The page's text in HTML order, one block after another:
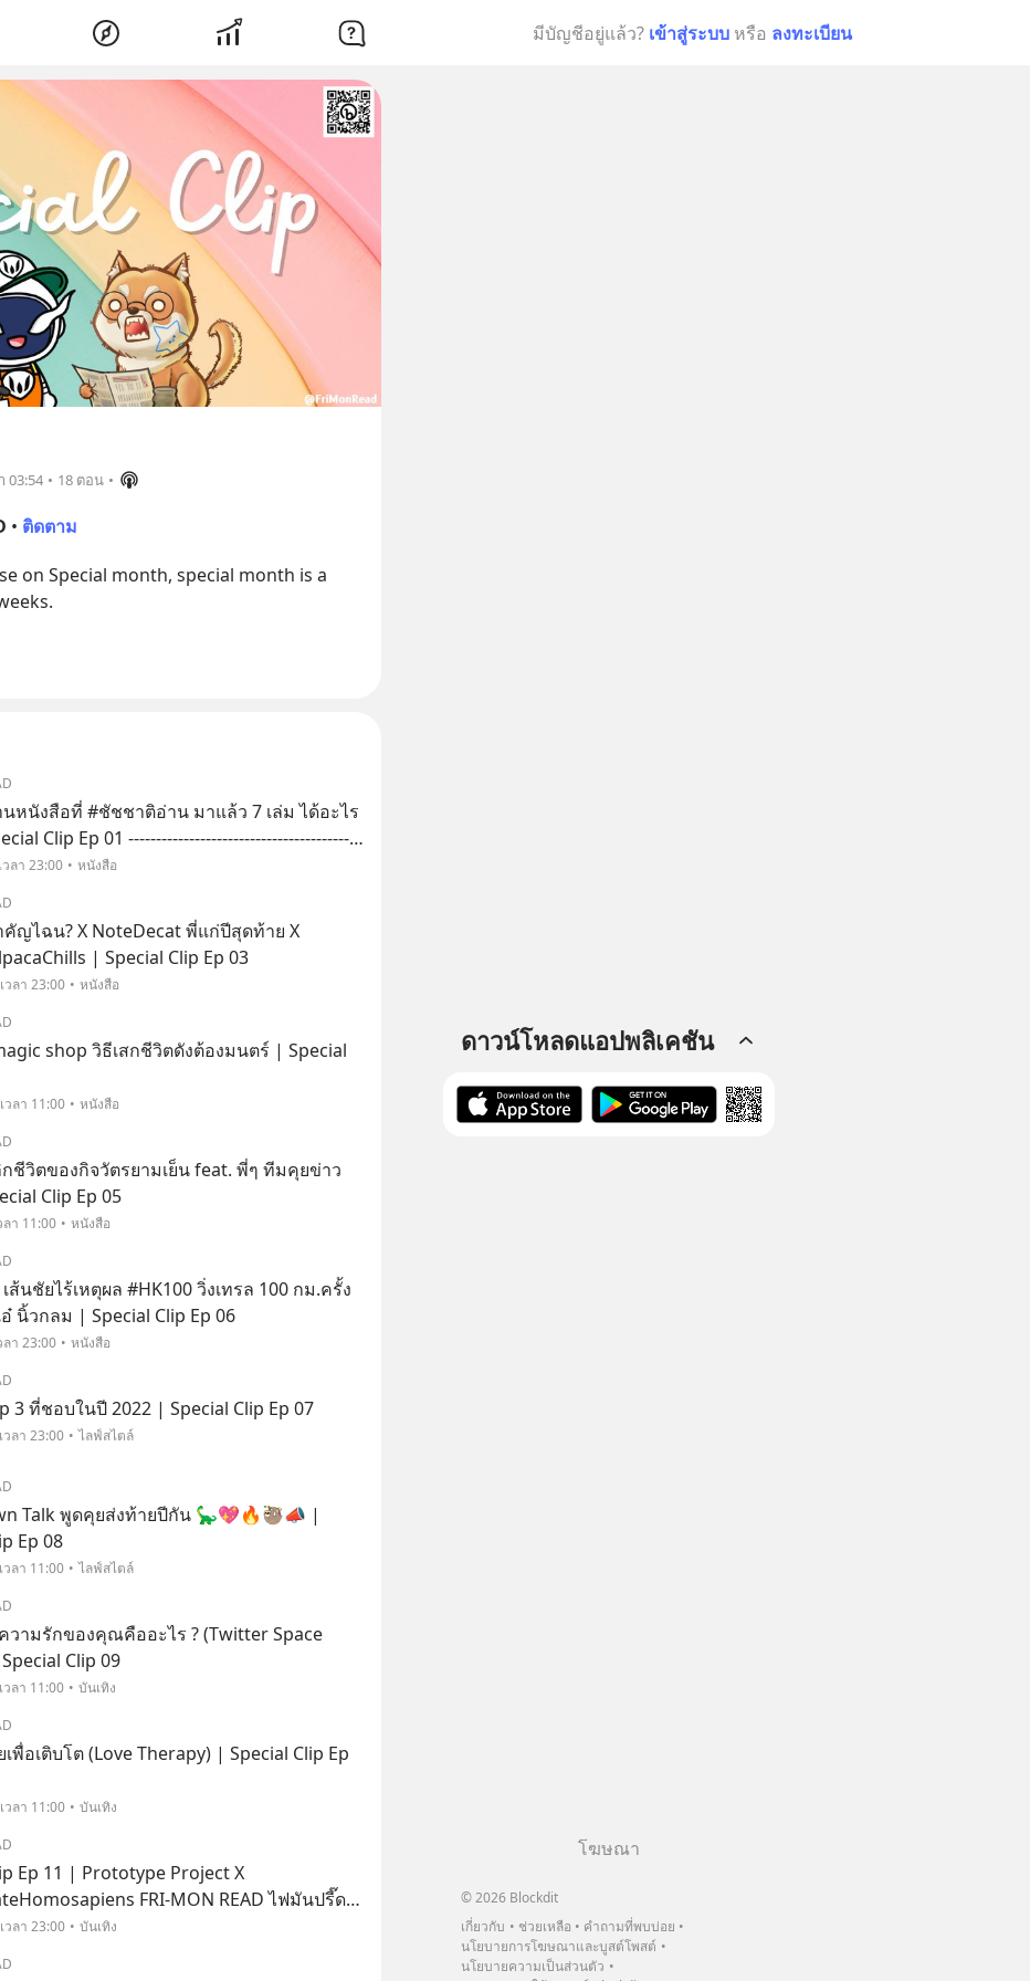
มีบัญชีอยู่แล้ว? เข้าสู่ระบบ หรือ ลงทะเบียน
03:54 • 18 ตอน •
• ติดตาม
on Special month, special month is a
หนังสือที่ #ชัชชาติอ่าน มาแล้ว 7 เล่ม ได้อะไร
Clip Ep 01 ------------------------------------------
Watch this video on YouTube :
ลา 23:00
หนังสือ
ญไฉน? X NoteDecat พี่แก่ปีสุดท้าย X
| Special Clip Ep 03
วลา 23:00
หนังสือ
shop วิธีเสกชีวิตดังต้องมนตร์ | Special
วลา 11:00
หนังสือ
ชีวิตของกิจวัตรยามเย็น feat. พี่ๆ ทีมคุยข่าว
Clip Ep 05
ลา 11:00
หนังสือ
ส้นชัยไร้เหตุผล #HK100 วิ่งเทรล 100 กม.ครั้ง
นิ้วกลม | Special Clip Ep 06
ลา 23:00
หนังสือ
3 ที่ชอบในปี 2022 | Special Clip Ep 07
วลา 23:00 ไลฟ์สไตล์
Talk พูดคุยส่งท้ายปีกัน 🦕💖🔥🦥📣 |
Ep 08
วลา 11:00
ไลฟ์สไตล์
วามรักของคุณคืออะไร ? (Twitter Space
Clip 09
วลา 11:00
บันเทิง
พื่อเติบโต (Love Therapy) | Special Clip Ep
วลา 11:00
บันเทิง
Ep 11 | Prototype Project X
FRI-MON READ ไฟมันปรี๊ด
วลา 23:00
บันเทิง
ดาวน์โหลดแอปพลิเคชัน
โฆษณา
© 2026 Blockdit
เกี่ยวกับ
ช่วยเหลือ
คำถามที่พบบ่อย
นโยบายการโฆษณาและบูสต์โพสต์
นโยบายความเป็นส่วนตัว